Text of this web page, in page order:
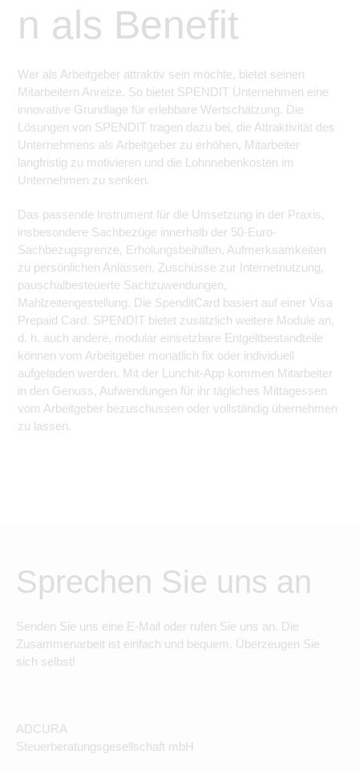
n als Benefit
Wer als Arbeitgeber attraktiv sein möchte, bietet seinen
Mitarbeitern Anreize. So bietet SPENDIT Unternehmen eine
innovative Grundlage für erlebbare Wertschätzung. Die
Lösungen von SPENDIT tragen dazu bei, die Attraktivität des
Unternehmens als Arbeitgeber zu erhöhen, Mitarbeiter
langfristig zu motivieren und die Lohnnebenkosten im
Unternehmen zu senken.
Das passende Instrument für die Umsetzung in der Praxis,
insbesondere Sachbezüge innerhalb der 50-Euro-
Sachbezugsgrenze, Erholungsbeihilfen, Aufmerksamkeiten
zu persönlichen Anlässen, Zuschüsse zur Internetnutzung,
pauschalbesteuerte Sachzuwendungen,
Mahlzeitengestellung. Die SpenditCard basiert auf einer Visa
Prepaid Card. SPENDIT bietet zusätzlich weitere Module an,
d. h. auch andere, modular einsetzbare Entgeltbestandteile
können vom Arbeitgeber monatlich fix oder individuell
aufgeladen werden. Mit der Lunchit-App kommen Mitarbeiter
in den Genuss, Aufwendungen für ihr tägliches Mittagessen
vom Arbeitgeber bezuschussen oder vollständig übernehmen
zu lassen.
Sprechen Sie uns an
Senden Sie uns eine E-Mail oder rufen Sie uns an. Die
Zusammenarbeit ist einfach und bequem. Überzeugen Sie
sich selbst!
ADCURA
Steuerberatungsgesellschaft mbH